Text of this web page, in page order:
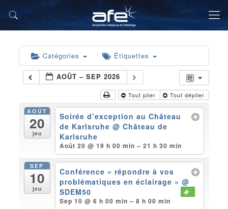
Catégories Étiquettes
AOÛT – SEP 2026
Tout plier Tout déplier
AOÛT
20
jeu
Soirée d’exception au Château
de Karlsruhe@ Château de
Karlsruhe
Août 20 @ 19 h 00 min – 21 h 30 min
SEP
10
jeu
Conférence « répondre à vos
problématiques en éclairage »@
SDEM50
Sep 10 @ 6 h 00 min – 8 h 00 min